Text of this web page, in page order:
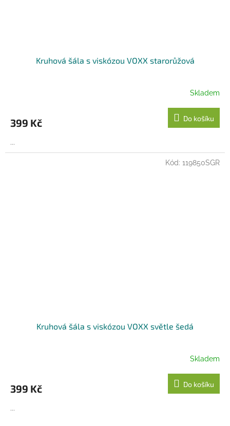
Kruhová šála s viskózou VOXX starorůžová
Skladem
399 Kč Do košíku
...
Kruhová šála s viskózou VOXX světle šedá
Skladem
399 Kč Do košíku
...
Kód: 119850SGR